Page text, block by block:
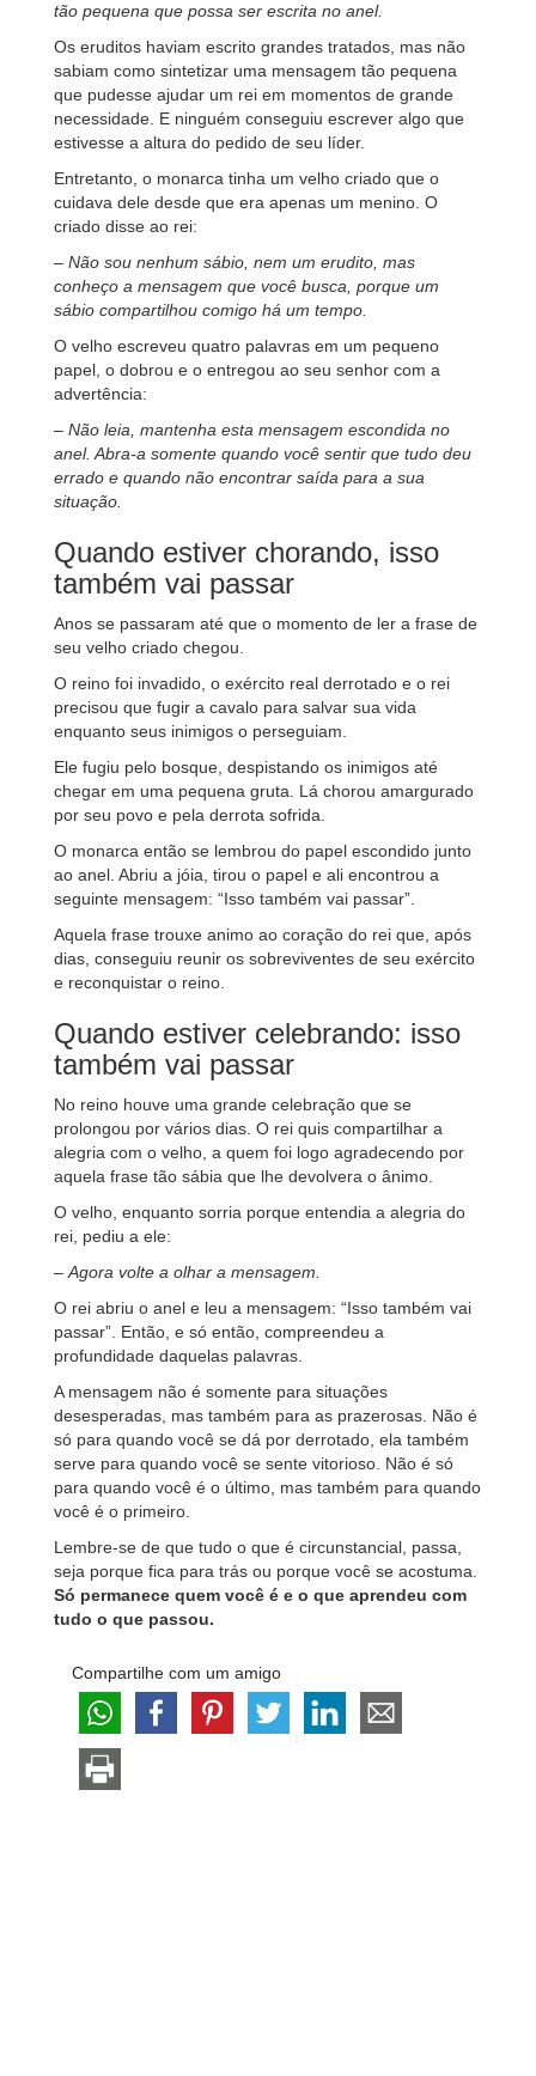
tão pequena que possa ser escrita no anel.
Os eruditos haviam escrito grandes tratados, mas não
sabiam como sintetizar uma mensagem tão pequena
que pudesse ajudar um rei em momentos de grande
necessidade. E ninguém conseguiu escrever algo que
estivesse a altura do pedido de seu líder.
Entretanto, o monarca tinha um velho criado que o
cuidava dele desde que era apenas um menino. O
criado disse ao rei:
– Não sou nenhum sábio, nem um erudito, mas
conheço a mensagem que você busca, porque um
sábio compartilhou comigo há um tempo.
O velho escreveu quatro palavras em um pequeno
papel, o dobrou e o entregou ao seu senhor com a
advertência:
– Não leia, mantenha esta mensagem escondida no
anel. Abra-a somente quando você sentir que tudo deu
errado e quando não encontrar saída para a sua
situação.
Quando estiver chorando, isso
também vai passar
Anos se passaram até que o momento de ler a frase de
seu velho criado chegou.
O reino foi invadido, o exército real derrotado e o rei
precisou que fugir a cavalo para salvar sua vida
enquanto seus inimigos o perseguiam.
Ele fugiu pelo bosque, despistando os inimigos até
chegar em uma pequena gruta. Lá chorou amargurado
por seu povo e pela derrota sofrida.
O monarca então se lembrou do papel escondido junto
ao anel. Abriu a jóia, tirou o papel e ali encontrou a
seguinte mensagem: “Isso também vai passar”.
Aquela frase trouxe animo ao coração do rei que, após
dias, conseguiu reunir os sobreviventes de seu exército
e reconquistar o reino.
Quando estiver celebrando: isso
também vai passar
No reino houve uma grande celebração que se
prolongou por vários dias. O rei quis compartilhar a
alegria com o velho, a quem foi logo agradecendo por
aquela frase tão sábia que lhe devolvera o ânimo.
O velho, enquanto sorria porque entendia a alegria do
rei, pediu a ele:
– Agora volte a olhar a mensagem.
O rei abriu o anel e leu a mensagem: “Isso também vai
passar”. Então, e só então, compreendeu a
profundidade daquelas palavras.
A mensagem não é somente para situações
desesperadas, mas também para as prazerosas. Não é
só para quando você se dá por derrotado, ela também
serve para quando você se sente vitorioso. Não é só
para quando você é o último, mas também para quando
você é o primeiro.
Lembre-se de que tudo o que é circunstancial, passa,
seja porque fica para trás ou porque você se acostuma.
Só permanece quem você é e o que aprendeu com
tudo o que passou.
Compartilhe com um amigo